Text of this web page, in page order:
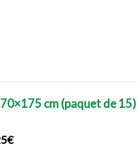
cm (paquet de 15)
€